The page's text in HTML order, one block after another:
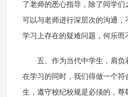
了老师的悉心指导，除了同学们
可以与老师进行深层次的沟通，
学习上存在的疑难问题，何乐而
五、作为当代中学生，肩负
在学习的同时，我们得做一个符
生，遵守校纪校规是必须的，尊